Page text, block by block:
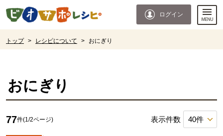
ページの先頭です。
ログイン
トップ > レシピについて > おにぎり
おにぎり
77件(1/2ページ) 表示件数